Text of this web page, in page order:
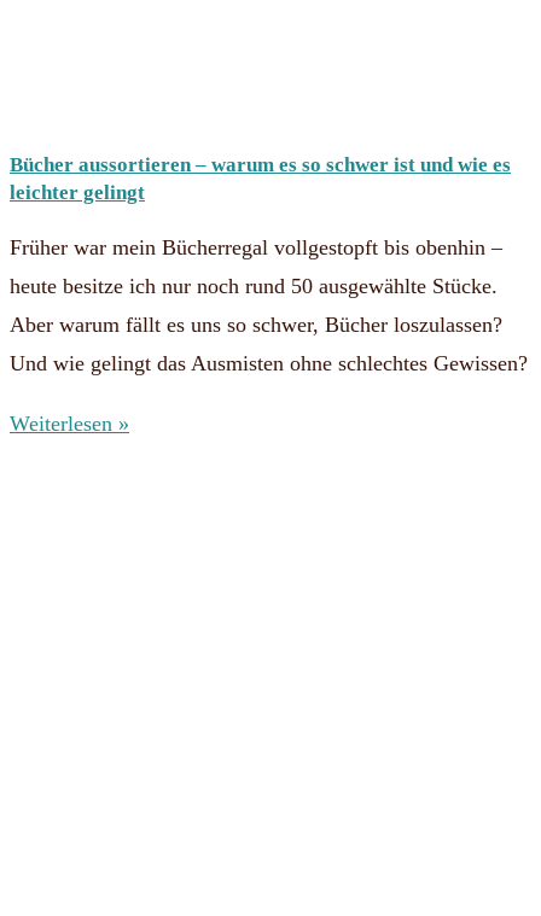
Bücher aussortieren – warum es so schwer ist und wie es
leichter gelingt
Früher war mein Bücherregal vollgestopft bis obenhin –
heute besitze ich nur noch rund 50 ausgewählte Stücke.
Aber warum fällt es uns so schwer, Bücher loszulassen?
Und wie gelingt das Ausmisten ohne schlechtes Gewissen?
Weiterlesen »